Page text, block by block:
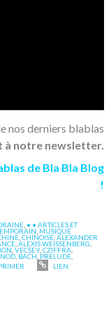
nos derniers blablas
à notre newsletter.
de Bla Bla Blog
!
• • ARTICLES ET
MUSIQUE
,CHINOISE ,ALEXANDER
,ALEXIS WEISSENBERG
,VECSEY,CZIFFRA
BACH ,PRELUDE,
LIEN